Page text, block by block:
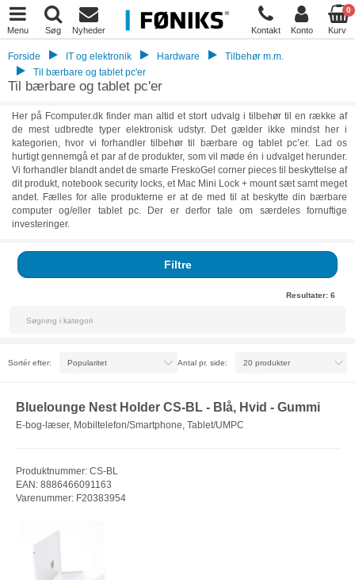
Menu Søg Nyheder Kontakt Konto
0
Kurv
Forside IT og elektronik Hardware
Tilbehør m.m.
Til bærbare og tablet pc'er
Til bærbare og tablet pc'er
Her på Fcomputer.dk finder man altid et stort udvalg i tilbehør til en række af
de mest udbredte typer elektronisk udstyr. Det gælder ikke mindst her i
kategorien, hvor vi forhandler tilbehør til bærbare og tablet pc’er. Lad os
hurtigt gennemgå et par af de produkter, som vil møde én i udvalget herunder.
Vi forhandler blandt andet de smarte FreskoGel corner pieces til beskyttelse af
dit produkt, notebook security locks, et Mac Mini Lock + mount sæt samt meget
andet. Fælles for alle produkterne er at de med til at beskytte din bærbare
computer og/eller tablet pc. Der er derfor tale om særdeles fornuftige
investeringer.
Filtre
Resultater: 6
Sortér efter: Antal pr. side:
Bluelounge Nest Holder CS-BL - Blå, Hvid - Gummi
E-bog-læser, Mobiltelefon/Smartphone, Tablet/UMPC
Produktnummer: CS-BL
EAN: 8886466091163
Varenummer: F20383954